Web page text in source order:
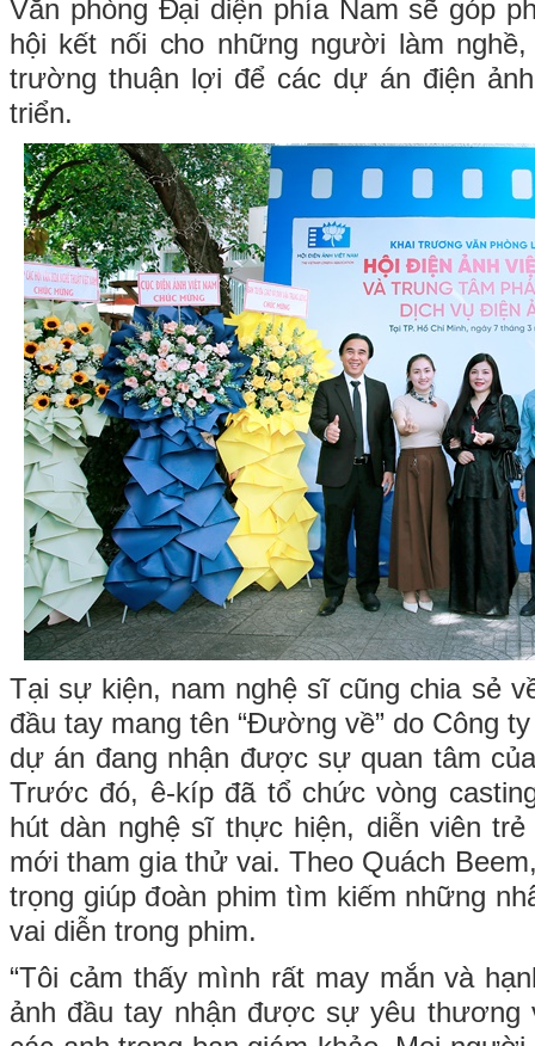
Văn phòng Đại diện phía Nam sẽ góp
hội kết nối cho những người làm
trường thuận lợi để các dự án điện
triển.
Tại sự kiện, nam nghệ sĩ cũng chia sẻ
đầu tay mang tên “Đường về” do Công
dự án đang nhận được sự quan tâm
Trước đó, ê-kíp đã tổ chức vòng
hút dàn nghệ sĩ thực hiện, diễn viên
mới tham gia thử vai. Theo Quách
trọng giúp đoàn phim tìm kiếm những
vai diễn trong phim.
“Tôi cảm thấy mình rất may mắn và
ảnh đầu tay nhận được sự yêu